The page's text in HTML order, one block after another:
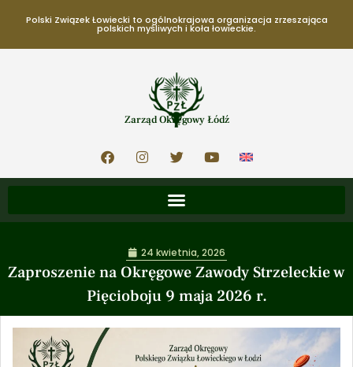
Polski Związek Łowiecki to ogólnokrajowa organizacja zrzeszająca
polskich myśliwych i koła łowieckie.
Zarząd Okręgowy Łódź
Zaproszenie na Okręgowe Zawody Strzeleckie w
Pięcioboju 9 maja 2026 r.
24 kwietnia, 2026